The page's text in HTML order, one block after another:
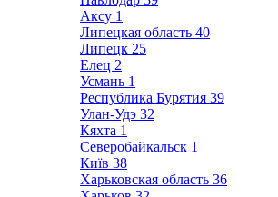
Аксу 1
Липецкая область 40
Липецк 25
Елец 2
Усмань 1
Республика Бурятия 39
Улан-Удэ 32
Кяхта 1
Северобайкальск 1
Київ 38
Харьковская область 36